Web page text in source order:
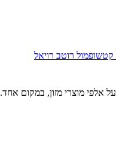
קטשופמול רוטב רויאל
אלפי מוצרי מזון, במקום אחד.